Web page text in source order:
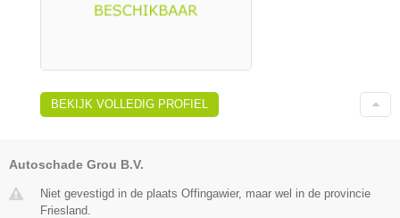
BEKIJK VOLLEDIG PROFIEL
Autoschade Grou B.V.
Niet gevestigd in de plaats Offingawier, maar wel in de provincie
Friesland.